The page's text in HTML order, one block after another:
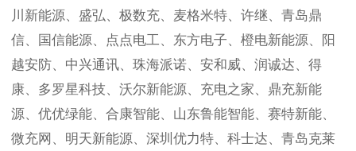
川新能源、盛弘、极数充、麦格米特、许继、青岛鼎
信、国信能源、点点电工、东方电子、橙电新能源、阳
越安防、中兴通讯、珠海派诺、安和威、润诚达、得
康、多罗星科技、沃尔新能源、充电之家、鼎充新能
源、优优绿能、合康智能、山东鲁能智能、赛特新能、
微充网、明天新能源、深圳优力特、科士达、青岛克莱